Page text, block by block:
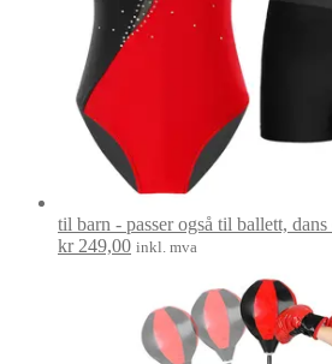
til barn - passer også til ballett,
Opprinnelig
kr249,00Nåværende
kr 249,00.
inkl. mva